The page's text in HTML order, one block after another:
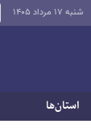
شنبه ۱۷ مرداد ۱۴۰۵
استان‌ها